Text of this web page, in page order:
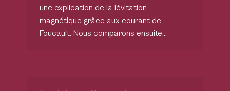
une explication de la lévitation
magnétique grâce aux courant de
Foucault. Nous comparons ensuite…